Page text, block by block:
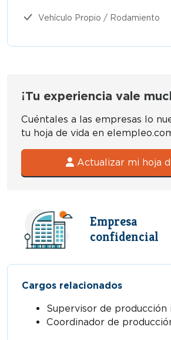
Empresa
confidencial
Cargos relacionados
Supervisor de producción
Coordinador de
Vehículo Propio / Rodamiento
¡Tu experiencia vale
Cuéntales a las empresas lo
tu hoja de vida en
Actualizar mi hoja